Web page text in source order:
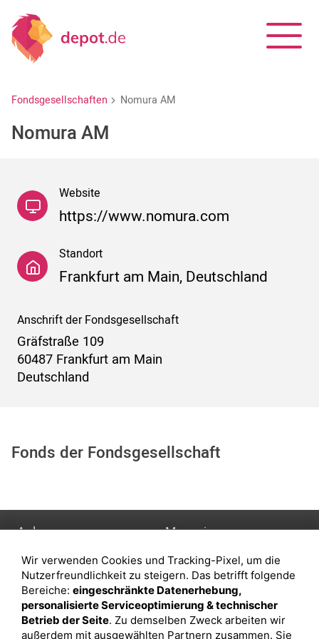
Fondsgesellschaften Nomura AM
Nomura AM
Website
https://www.nomura.com
Standort
Frankfurt am Main, Deutschland
Anschrift der Fondsgesellschaft
Gräfstraße 109
60487 Frankfurt am Main
Deutschland
Fonds der Fondsgesellschaft
Anlage
Depot eröffnen
Depot vergleichen
Junior Depot
Top-Seller-Fonds
Magazin
Was sind sind ETFs?
Sparplan Vorteile
Was ist ein Fonds?
Wir verwenden Cookies und Tracking-Pixel, um die
Nutzerfreundlichkeit zu steigern. Das betrifft folgende
Bereiche: eingeschränkte Datenerhebung,
personalisierte Serviceoptimierung & technischer
Betrieb der Seite. Zu demselben Zweck arbeiten wir
außerdem mit ausgewählten Partnern zusammen. Sie